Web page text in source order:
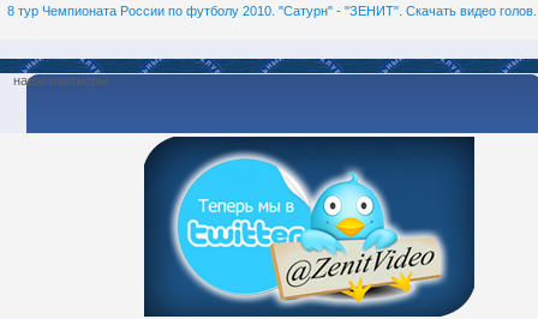
8 тур Чемпионата России по футболу 2010. "Сатурн" - "ЗЕНИТ". Скачать видео голов.
наши партнеры